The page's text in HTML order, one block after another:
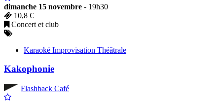
dimanche 15 novembre - 19h30
10,8 €
Concert et club
Karaoké Improvisation Théâtrale
Kakophonie
Flashback Café